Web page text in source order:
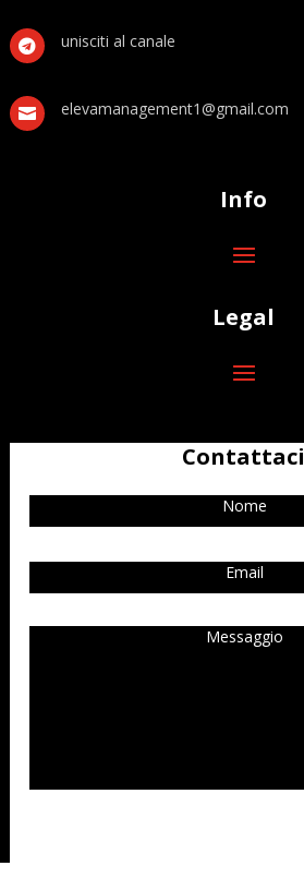
 unisciti al canale
 elevamanagement1@gmail.com
Info
Legal
Contattaci